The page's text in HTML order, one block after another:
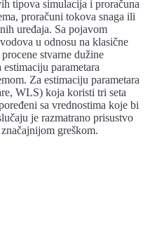
tipova simulacija i proračuna
proračuni tokova snaga ili
uređaja. Sa pojavom
u odnosu na klasične
stvarne dužine
parametara
Za estimaciju parametara
WLS) koja koristi tri seta
sa vrednostima koje bi
je razmatrano prisustvo
greškom.